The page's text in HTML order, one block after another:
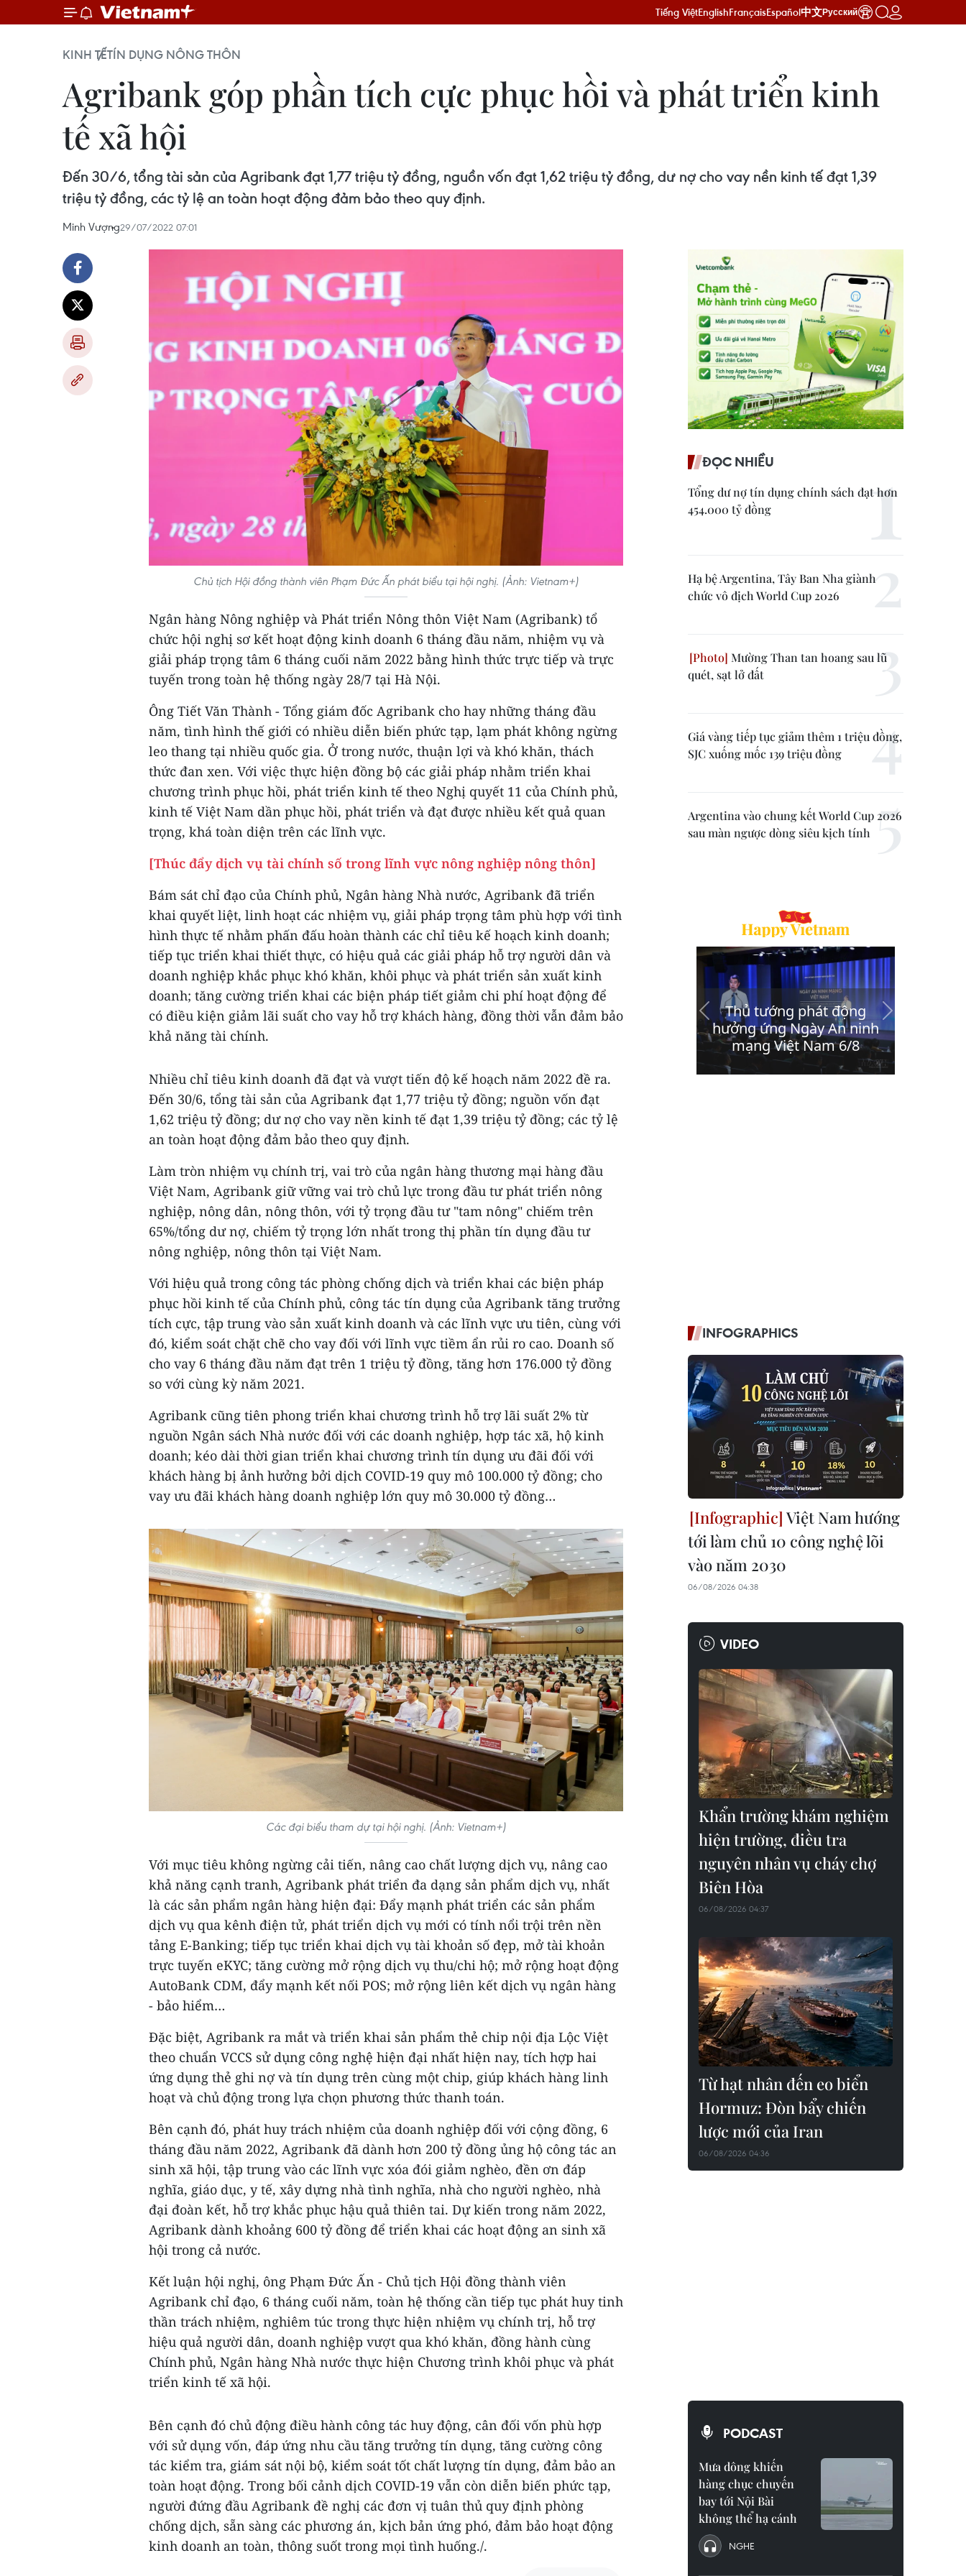
Tiếng ViệtEnglishFrançaisEspañol中文Русский
KINH TẾTÍN DỤNG NÔNG THÔN
Agribank góp phần tích cực phục hồi và phát triển kinh
tế xã hội
Đến 30/6, tổng tài sản của Agribank đạt 1,77 triệu tỷ đồng, nguồn vốn đạt 1,62 triệu tỷ đồng, dư nợ cho vay nền kinh tế đạt 1,39
triệu tỷ đồng, các tỷ lệ an toàn hoạt động đảm bảo theo quy định.
Minh Vượng29/07/2022 07:01
Chủ tịch Hội đồng thành viên Phạm Đức Ấn phát biểu tại hội nghị. (Ảnh: Vietnam+)
Ngân hàng Nông nghiệp và Phát triển Nông thôn Việt Nam (Agribank) tổ
chức hội nghị sơ kết hoạt động kinh doanh 6 tháng đầu năm, nhiệm vụ và
giải pháp trọng tâm 6 tháng cuối năm 2022 bằng hình thức trực tiếp và trực
tuyến trong toàn hệ thống ngày 28/7 tại Hà Nội.
Ông Tiết Văn Thành - Tổng giám đốc Agribank cho hay những tháng đầu
năm, tình hình thế giới có nhiều diễn biến phức tạp, lạm phát không ngừng
leo thang tại nhiều quốc gia. Ở trong nước, thuận lợi và khó khăn, thách
thức đan xen. Với việc thực hiện đồng bộ các giải pháp nhằm triển khai
chương trình phục hồi, phát triển kinh tế theo Nghị quyết 11 của Chính phủ,
kinh tế Việt Nam dần phục hồi, phát triển và đạt được nhiều kết quả quan
trọng, khá toàn diện trên các lĩnh vực.
[Thúc đẩy dịch vụ tài chính số trong lĩnh vực nông nghiệp nông thôn]
Bám sát chỉ đạo của Chính phủ, Ngân hàng Nhà nước, Agribank đã triển
khai quyết liệt, linh hoạt các nhiệm vụ, giải pháp trọng tâm phù hợp với tình
hình thực tế nhằm phấn đấu hoàn thành các chỉ tiêu kế hoạch kinh doanh;
tiếp tục triển khai thiết thực, có hiệu quả các giải pháp hỗ trợ người dân và
doanh nghiệp khắc phục khó khăn, khôi phục và phát triển sản xuất kinh
doanh; tăng cường triển khai các biện pháp tiết giảm chi phí hoạt động để
có điều kiện giảm lãi suất cho vay hỗ trợ khách hàng, đồng thời vẫn đảm bảo
khả năng tài chính.
Nhiều chỉ tiêu kinh doanh đã đạt và vượt tiến độ kế hoạch năm 2022 đề ra.
Đến 30/6, tổng tài sản của Agribank đạt 1,77 triệu tỷ đồng; nguồn vốn đạt
1,62 triệu tỷ đồng; dư nợ cho vay nền kinh tế đạt 1,39 triệu tỷ đồng; các tỷ lệ
an toàn hoạt động đảm bảo theo quy định.
Làm tròn nhiệm vụ chính trị, vai trò của ngân hàng thương mại hàng đầu
Việt Nam, Agribank giữ vững vai trò chủ lực trong đầu tư phát triển nông
nghiệp, nông dân, nông thôn, với tỷ trọng đầu tư "tam nông" chiếm trên
65%/tổng dư nợ, chiếm tỷ trọng lớn nhất trong thị phần tín dụng đầu tư
nông nghiệp, nông thôn tại Việt Nam.
Với hiệu quả trong công tác phòng chống dịch và triển khai các biện pháp
phục hồi kinh tế của Chính phủ, công tác tín dụng của Agribank tăng trưởng
tích cực, tập trung vào sản xuất kinh doanh và các lĩnh vực ưu tiên, cùng với
đó, kiểm soát chặt chẽ cho vay đối với lĩnh vực tiềm ẩn rủi ro cao. Doanh số
cho vay 6 tháng đầu năm đạt trên 1 triệu tỷ đồng, tăng hơn 176.000 tỷ đồng
so với cùng kỳ năm 2021.
Agribank cũng tiên phong triển khai chương trình hỗ trợ lãi suất 2% từ
nguồn Ngân sách Nhà nước đối với các doanh nghiệp, hợp tác xã, hộ kinh
doanh; kéo dài thời gian triển khai chương trình tín dụng ưu đãi đối với
khách hàng bị ảnh hưởng bởi dịch COVID-19 quy mô 100.000 tỷ đồng; cho
vay ưu đãi khách hàng doanh nghiệp lớn quy mô 30.000 tỷ đồng…
Các đại biểu tham dự tại hội nghị. (Ảnh: Vietnam+)
Với mục tiêu không ngừng cải tiến, nâng cao chất lượng dịch vụ, nâng cao
khả năng cạnh tranh, Agribank phát triển đa dạng sản phẩm dịch vụ, nhất
là các sản phẩm ngân hàng hiện đại: Đẩy mạnh phát triển các sản phẩm
dịch vụ qua kênh điện tử, phát triển dịch vụ mới có tính nổi trội trên nền
tảng E-Banking; tiếp tục triển khai dịch vụ tài khoản số đẹp, mở tài khoản
trực tuyến eKYC; tăng cường mở rộng dịch vụ thu/chi hộ; mở rộng hoạt động
AutoBank CDM, đẩy mạnh kết nối POS; mở rộng liên kết dịch vụ ngân hàng
- bảo hiểm…
Đặc biệt, Agribank ra mắt và triển khai sản phẩm thẻ chip nội địa Lộc Việt
theo chuẩn VCCS sử dụng công nghệ hiện đại nhất hiện nay, tích hợp hai
ứng dụng thẻ ghi nợ và tín dụng trên cùng một chip, giúp khách hàng linh
hoạt và chủ động trong lựa chọn phương thức thanh toán.
Bên cạnh đó, phát huy trách nhiệm của doanh nghiệp đối với cộng đồng, 6
tháng đầu năm 2022, Agribank đã dành hơn 200 tỷ đồng ủng hộ công tác an
sinh xã hội, tập trung vào các lĩnh vực xóa đói giảm nghèo, đền ơn đáp
nghĩa, giáo dục, y tế, xây dựng nhà tình nghĩa, nhà cho người nghèo, nhà
đại đoàn kết, hỗ trợ khắc phục hậu quả thiên tai. Dự kiến trong năm 2022,
Agribank dành khoảng 600 tỷ đồng để triển khai các hoạt động an sinh xã
hội trong cả nước.
Kết luận hội nghị, ông Phạm Đức Ấn - Chủ tịch Hội đồng thành viên
Agribank chỉ đạo, 6 tháng cuối năm, toàn hệ thống cần tiếp tục phát huy tinh
thần trách nhiệm, nghiêm túc trong thực hiện nhiệm vụ chính trị, hỗ trợ
hiệu quả người dân, doanh nghiệp vượt qua khó khăn, đồng hành cùng
Chính phủ, Ngân hàng Nhà nước thực hiện Chương trình khôi phục và phát
triển kinh tế xã hội.
Bên cạnh đó chủ động điều hành công tác huy động, cân đối vốn phù hợp
với sử dụng vốn, đáp ứng nhu cầu tăng trưởng tín dụng, tăng cường công
tác kiểm tra, giám sát nội bộ, kiểm soát tốt chất lượng tín dụng, đảm bảo an
toàn hoạt động. Trong bối cảnh dịch COVID-19 vẫn còn diễn biến phức tạp,
người đứng đầu Agribank đề nghị các đơn vị tuân thủ quy định phòng
chống dịch, sẵn sàng các phương án, kịch bản ứng phó, đảm bảo hoạt động
kinh doanh an toàn, thông suốt trong mọi tình huống./.
ĐỌC NHIỀU
Tổng dư nợ tín dụng chính sách đạt hơn
454.000 tỷ đồng
Hạ bệ Argentina, Tây Ban Nha giành
chức vô địch World Cup 2026
Mường Than tan hoang sau lũ
quét, sạt lở đất
Giá vàng tiếp tục giảm thêm 1 triệu đồng,
SJC xuống mốc 139 triệu đồng
Argentina vào chung kết World Cup 2026
sau màn ngược dòng siêu kịch tính
INFOGRAPHICS
Việt Nam hướng
tới làm chủ 10 công nghệ lõi
vào năm 2030
06/08/2026 04:38
VIDEO
Khẩn trường khám nghiệm
hiện trường, điều tra
nguyên nhân vụ cháy chợ
Biên Hòa
06/08/2026 04:37
Từ hạt nhân đến eo biển
Hormuz: Đòn bẩy chiến
lược mới của Iran
06/08/2026 04:36
PODCAST
Mưa dông khiến
hàng chục chuyến
bay tới Nội Bài
không thể hạ cánh
NGHE